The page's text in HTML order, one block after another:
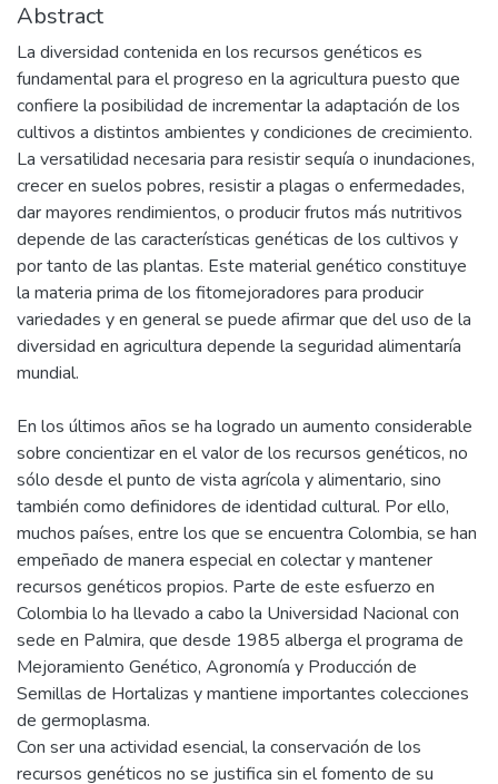
Abstract
La diversidad contenida en los recursos genéticos es
fundamental para el progreso en la agricultura puesto que
confiere la posibilidad de incrementar la adaptación de los
cultivos a distintos ambientes y condiciones de crecimiento.
La versatilidad necesaria para resistir sequía o inundaciones,
crecer en suelos pobres, resistir a plagas o enfermedades,
dar mayores rendimientos, o producir frutos más nutritivos
depende de las características genéticas de los cultivos y
por tanto de las plantas. Este material genético constituye
la materia prima de los fitomejoradores para producir
variedades y en general se puede afirmar que del uso de la
diversidad en agricultura depende la seguridad alimentaría
mundial.
En los últimos años se ha logrado un aumento considerable
sobre concientizar en el valor de los recursos genéticos, no
sólo desde el punto de vista agrícola y alimentario, sino
también como definidores de identidad cultural. Por ello,
muchos países, entre los que se encuentra Colombia, se han
empeñado de manera especial en colectar y mantener
recursos genéticos propios. Parte de este esfuerzo en
Colombia lo ha llevado a cabo la Universidad Nacional con
sede en Palmira, que desde 1985 alberga el programa de
Mejoramiento Genético, Agronomía y Producción de
Semillas de Hortalizas y mantiene importantes colecciones
de germoplasma.
Con ser una actividad esencial, la conservación de los
recursos genéticos no se justifica sin el fomento de su